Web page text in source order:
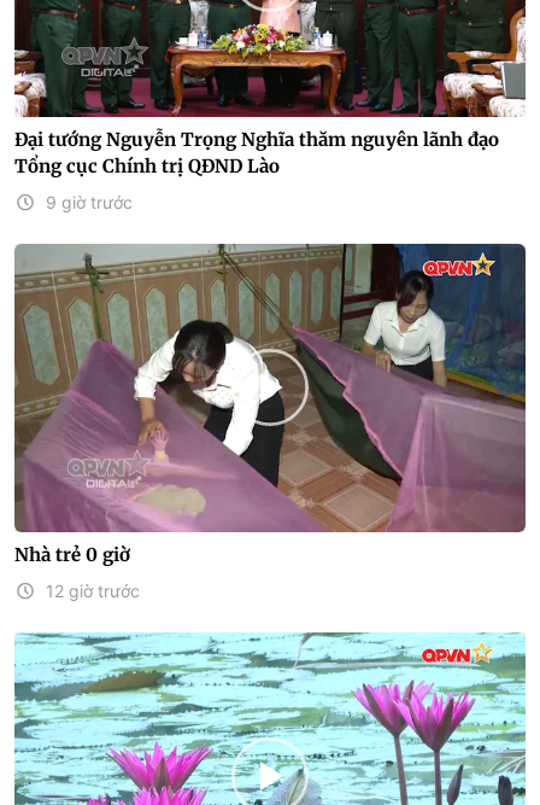
Đại tướng Nguyễn Trọng Nghĩa thăm nguyên lãnh đạo
Tổng cục Chính trị QĐND Lào
9 giờ trước
Nhà trẻ 0 giờ
12 giờ trước